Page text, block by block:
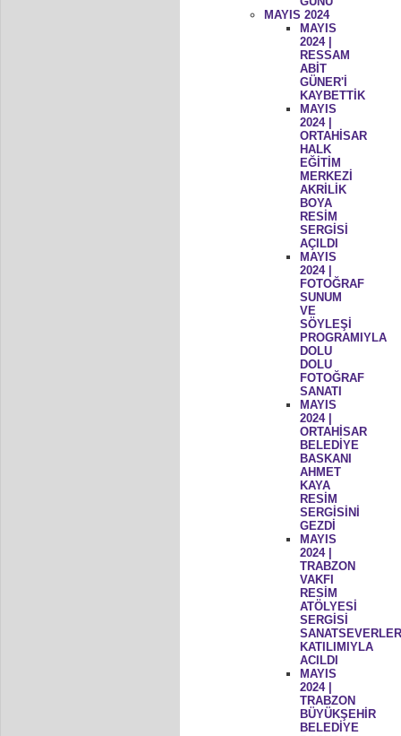
MAYIS 2024
MAYIS
2024 |
RESSAM
ABİT
GÜNER'İ
KAYBETTİK
MAYIS
2024 |
ORTAHİSAR
HALK
EĞİTİM
MERKEZİ
AKRİLİK
BOYA
RESİM
SERGİSİ
AÇILDI
MAYIS
2024 |
FOTOĞRAF
SUNUM
VE
SÖYLEŞİ
PROGRAMIYLA
DOLU
DOLU
FOTOĞRAF
SANATI
MAYIS
2024 |
ORTAHİSAR
BELEDİYE
BASKANI
AHMET
KAYA
RESİM
SERGİSİNİ
GEZDİ
MAYIS
2024 |
TRABZON
VAKFI
RESİM
ATÖLYESİ
SERGİSİ
KATILIMIYLA
ACILDI
MAYIS
2024 |
TRABZON
BÜYÜKŞEHİR
BELEDİYE